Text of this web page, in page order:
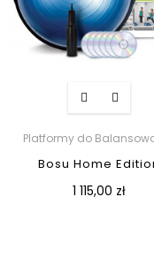
Platformy do
Bosu Home
1 115,00 zł